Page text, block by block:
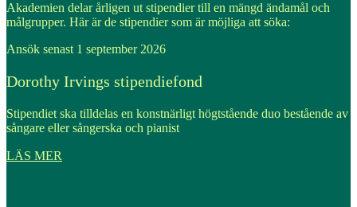
Akademien delar årligen ut stipendier till en mängd ändamål och
målgrupper. Här är de stipendier som är möjliga att söka:
Ansök senast 1 september 2026
Dorothy Irvings stipendiefond
Stipendiet ska tilldelas en konstnärligt högtstående duo bestående av
sångare eller sångerska och pianist
LÄS MER